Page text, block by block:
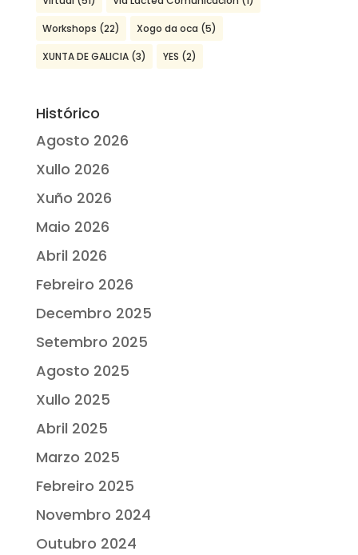
Workshops (22) Xogo da oca (5)
XUNTA DE GALICIA(3) YES (2)
Histórico
Agosto 2026
Xullo 2026
Xuño 2026
Maio 2026
Abril 2026
Febreiro 2026
Decembro 2025
Setembro 2025
Agosto 2025
Xullo 2025
Abril 2025
Marzo 2025
Febreiro 2025
Novembro 2024
Outubro 2024